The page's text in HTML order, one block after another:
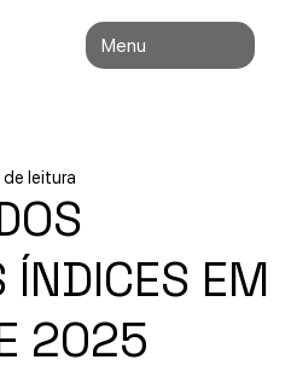
Menu
ÍNDICES EM
2025
de leitura